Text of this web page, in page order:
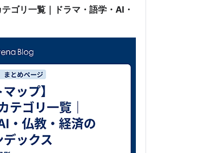
ゴリ一覧｜ドラマ・語学・AI・